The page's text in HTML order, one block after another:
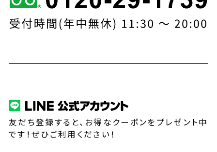
友だち登録すると、お得なクーポンをプレゼント中
です！ぜひご利用ください！